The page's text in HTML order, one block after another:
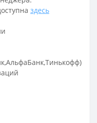
здесь